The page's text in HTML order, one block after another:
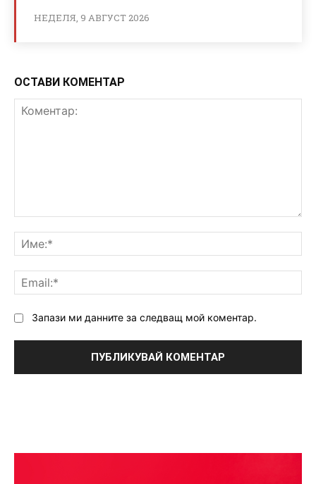
НЕДЕЛЯ, 9 АВГУСТ 2026
ОСТАВИ КОМЕНТАР
Запази ми данните за следващ мой коментар.